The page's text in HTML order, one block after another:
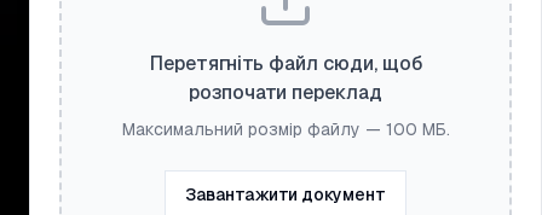
Перетягніть файл сюди, щоб
розпочати переклад
Максимальний розмір файлу — 100 МБ.
Завантажити документ